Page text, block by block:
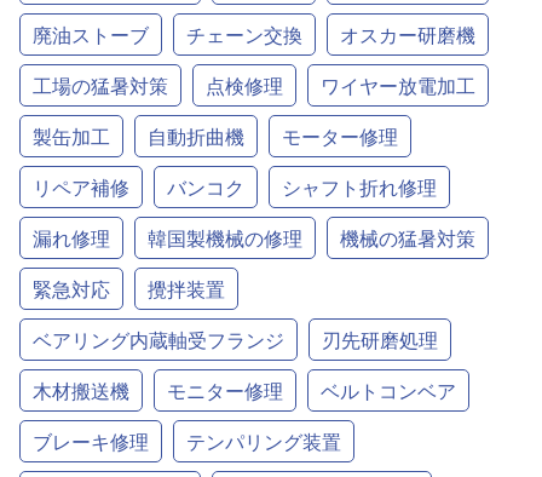
廃油ストーブ
チェーン交換
オスカー研磨機
工場の猛暑対策
点検修理
ワイヤー放電加工
製缶加工
自動折曲機
モーター修理
リペア補修
バンコク
シャフト折れ修理
漏れ修理
韓国製機械の修理
機械の猛暑対策
緊急対応
攪拌装置
ベアリング内蔵軸受フランジ
刃先研磨処理
木材搬送機
モニター修理
ベルトコンベア
ブレーキ修理
テンパリング装置